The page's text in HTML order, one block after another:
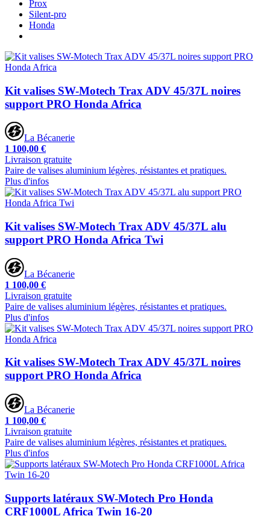
Prox
Silent-pro
Honda
Kit valises SW-Motech Trax ADV 45/37L noires
support PRO Honda Africa
La Bécanerie
1 100,00 €
Livraison gratuite
Paire de valises aluminium légères, résistantes et pratiques.
Plus d'infos
Kit valises SW-Motech Trax ADV 45/37L alu
support PRO Honda Africa Twi
La Bécanerie
1 100,00 €
Livraison gratuite
Paire de valises aluminium légères, résistantes et pratiques.
Plus d'infos
Kit valises SW-Motech Trax ADV 45/37L noires
support PRO Honda Africa
La Bécanerie
1 100,00 €
Livraison gratuite
Paire de valises aluminium légères, résistantes et pratiques.
Plus d'infos
Supports latéraux SW-Motech Pro Honda
CRF1000L Africa Twin 16-20